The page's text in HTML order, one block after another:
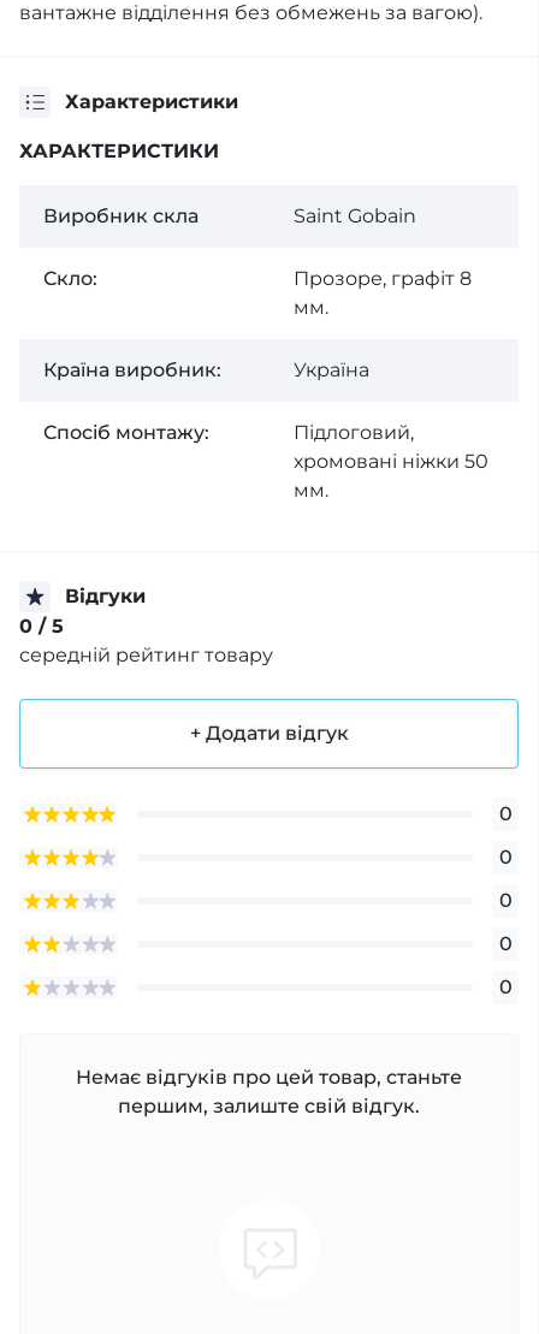
вантажне відділення без обмежень за вагою).
Характеристики
ХАРАКТЕРИСТИКИ
Виробник скла Saint Gobain
Скло:
Прозоре, графіт 8
мм.
Країна виробник: Україна
Спосiб монтажу:
Підлоговий,
хромовані ніжки 50
мм.
Відгуки
0 / 5
середній рейтинг товару
+ Додати відгук
0
0
0
0
0
Немає відгуків про цей товар, станьте
першим, залиште свій відгук.